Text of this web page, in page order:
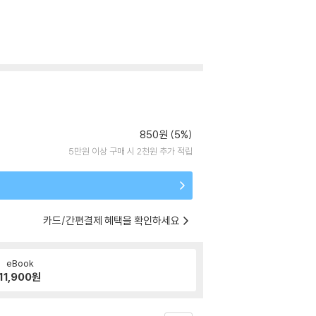
850원 (5%)
5만원 이상 구매 시 2천원 추가 적립
카드/간편결제 혜택을 확인하세요
eBook
원